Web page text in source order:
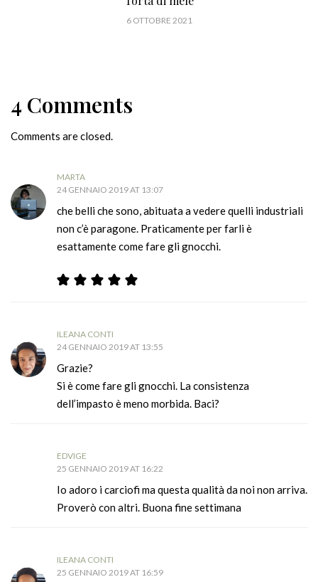
6 OTTOBRE 2021
4 Comments
Comments are closed.
MARTA
24 GENNAIO 2019 AT 13:07
che belli che sono, abituata a vedere quelli industriali
non c’è paragone. Praticamente per farli è
esattamente come fare gli gnocchi.
ILEANA CONTI
24 GENNAIO 2019 AT 13:55
Grazie?
Si è come fare gli gnocchi. La consistenza
dell’impasto è meno morbida. Baci?
EDVIGE
25 GENNAIO 2019 AT 16:22
Io adoro i carciofi ma questa qualità da noi non arriva.
Proverò con altri. Buona fine settimana
ILEANA CONTI
25 GENNAIO 2019 AT 16:59